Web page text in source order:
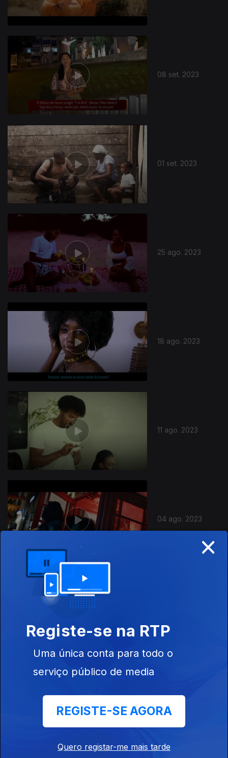
08 set. 2023
01 set. 2023
25 ago. 2023
18 ago. 2023
11 ago. 2023
04 ago. 2023
21 jul. 2023
×
Registe-se na RTP
Uma única conta para todo o
serviço público de media
REGISTE-SE AGORA
Quero registar-me mais tarde